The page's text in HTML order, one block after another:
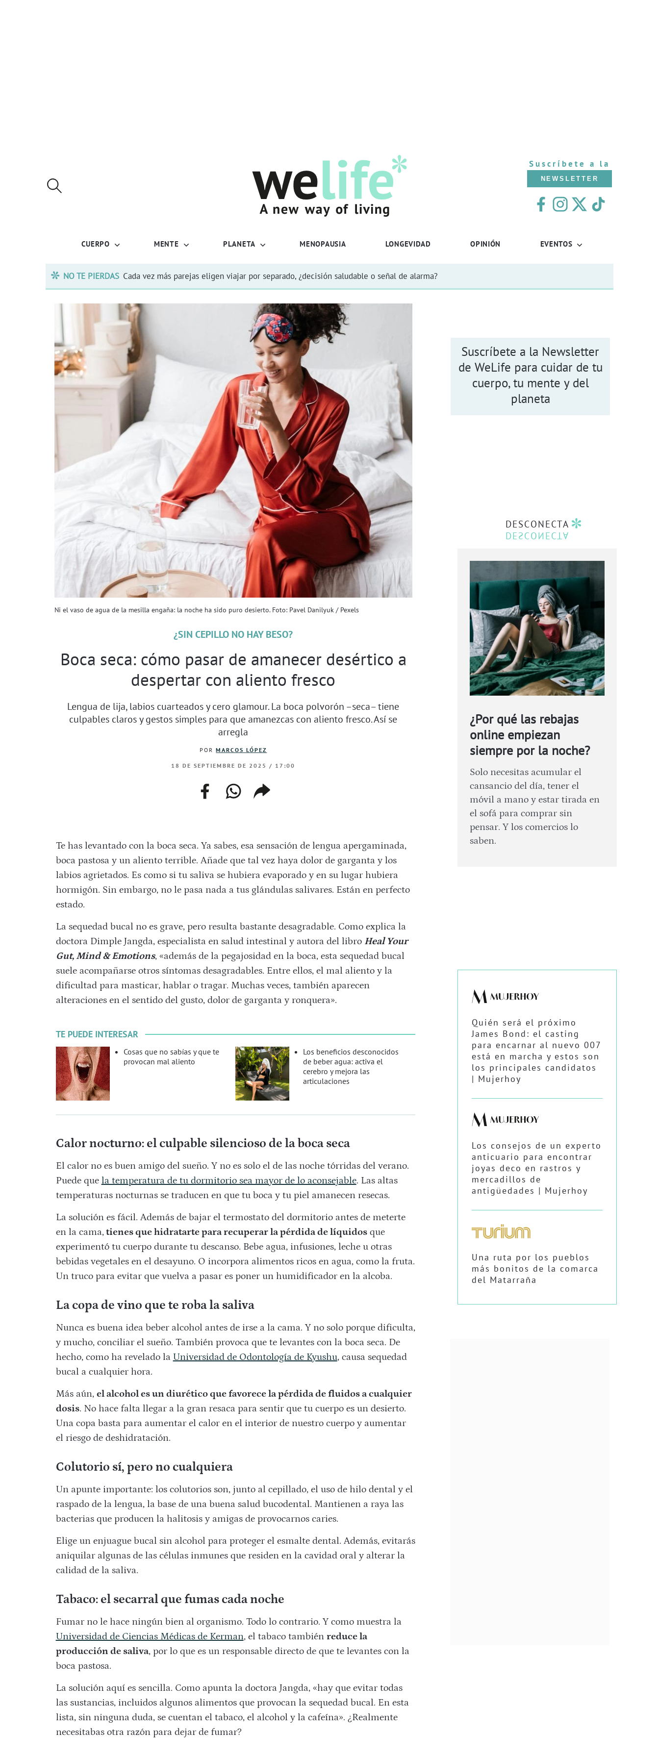
Suscríbete a la
NEWSLETTER
CUERPO MENTE PLANETA MENOPAUSIA LONGEVIDAD OPINIÓN EVENTOS
NO TE PIERDAS Cada vez más parejas eligen viajar por separado, ¿decisión saludable o señal de alarma?
Ni el vaso de agua de la mesilla engaña: la noche ha sido puro desierto. Foto: Pavel Danilyuk / Pexels
¿SIN CEPILLO NO HAY BESO?
Boca seca: cómo pasar de amanecer desértico a
despertar con aliento fresco
Lengua de lija, labios cuarteados y cero glamour. La boca polvorón –seca– tiene
culpables claros y gestos simples para que amanezcas con aliento fresco. Así se
arregla
PORMARCOS LÓPEZ
18 DE SEPTIEMBRE DE 2025 / 17:00
facebookwhatsapp
web
copiar
enlace
Te has levantado con la boca seca. Ya sabes, esa sensación de lengua apergaminada,
boca pastosa y un aliento terrible. Añade que tal vez haya dolor de garganta y los
labios agrietados. Es como si tu saliva se hubiera evaporado y en su lugar hubiera
hormigón. Sin embargo, no le pasa nada a tus glándulas salivares. Están en perfecto
estado.
La sequedad bucal no es grave, pero resulta bastante desagradable. Como explica la
doctora Dimple Jangda, especialista en salud intestinal y autora del libro Heal Your
Gut, Mind & Emotions, «además de la pegajosidad en la boca, esta sequedad bucal
suele acompañarse otros síntomas desagradables. Entre ellos, el mal aliento y la
dificultad para masticar, hablar o tragar. Muchas veces, también aparecen
alteraciones en el sentido del gusto, dolor de garganta y ronquera».
TE PUEDE INTERESAR
Cosas que no sabías y que te
provocan mal aliento
Los beneficios desconocidos
de beber agua: activa el
cerebro y mejora las
articulaciones
Calor nocturno: el culpable silencioso de la boca seca
El calor no es buen amigo del sueño. Y no es solo el de las noche tórridas del verano.
Puede que la temperatura de tu dormitorio sea mayor de lo aconsejable. Las altas
temperaturas nocturnas se traducen en que tu boca y tu piel amanecen resecas.
La solución es fácil. Además de bajar el termostato del dormitorio antes de meterte
en la cama,tienes que hidratarte para recuperar la pérdida de líquidosque
experimentó tu cuerpo durante tu descanso. Bebe agua, infusiones, leche u otras
bebidas vegetales en el desayuno. O incorpora alimentos ricos en agua, como la fruta.
Un truco para evitar que vuelva a pasar es poner un humidificador en la alcoba.
La copa de vino que te roba la saliva
Nunca es buena idea beber alcohol antes de irse a la cama. Y no solo porque dificulta,
y mucho, conciliar el sueño. También provoca que te levantes con la boca seca. De
hecho, como ha revelado la Universidad de Odontología de Kyushu, causa sequedad
bucal a cualquier hora.
Más aún, el alcohol es un diurético que favorece la pérdida de fluidos a cualquier
dosis. No hace falta llegar a la gran resaca para sentir que tu cuerpo es un desierto.
Una copa basta para aumentar el calor en el interior de nuestro cuerpo y aumentar
el riesgo de deshidratación.
Colutorio sí, pero no cualquiera
Un apunte importante: los colutorios son, junto al cepillado, el uso de hilo dental y el
raspado de la lengua, la base de una buena salud bucodental. Mantienen a raya las
bacterias que producen la halitosis y amigas de provocarnos caries.
Elige un enjuague bucal sin alcohol para proteger el esmalte dental. Además, evitarás
aniquilar algunas de las células inmunes que residen en la cavidad oral y alterar la
calidad de la saliva.
Tabaco: el secarral que fumas cada noche
Fumar no le hace ningún bien al organismo. Todo lo contrario. Y como muestra la
Universidad de Ciencias Médicas de Kerman, el tabaco también reduce la
producción de saliva, por lo que es un responsable directo de que te levantes con la
boca pastosa.
La solución aquí es sencilla. Como apunta la doctora Jangda, «hay que evitar todas
las sustancias, incluidos algunos alimentos que provocan la sequedad bucal. En esta
lista, sin ninguna duda, se cuentan el tabaco, el alcohol y la cafeína». ¿Realmente
necesitabas otra razón para dejar de fumar?
Suscríbete a la Newsletter
de WeLife para cuidar de tu
cuerpo, tu mente y del
planeta
DESCONECTA
¿Por qué las rebajas
online empiezan
siempre por la noche?
Solo necesitas acumular el
cansancio del día, tener el
móvil a mano y estar tirada en
el sofá para comprar sin
pensar. Y los comercios lo
saben.
Quién será el próximo
James Bond: el casting
para encarnar al nuevo 007
está en marcha y estos son
los principales candidatos
| Mujerhoy
Los consejos de un experto
anticuario para encontrar
joyas deco en rastros y
mercadillos de
antigüedades | Mujerhoy
Una ruta por los pueblos
más bonitos de la comarca
del Matarraña